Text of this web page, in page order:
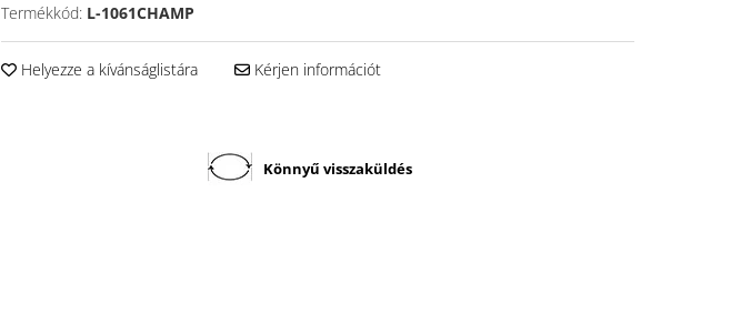
Termékkód: L-1061CHAMP
Helyezze a kívánságlistára Kérjen információt
Könnyű visszaküldés